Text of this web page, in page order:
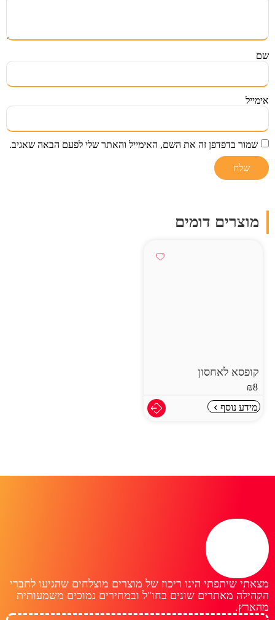
שם
אימייל
שמור בדפדפן זה את השם, האימייל והאתר שלי לפעם הבאה שאגיב.
מוצרים דומים
קופסא לאחסון
₪8
מידע נוסף
מצאתי שיתפתי הינו ריכוז של מוצרים מוצלחים שהגיעו לחברי
הקהילה מאתרים שונים בחו"ל ובמחירים נמוכים משמעותית
מהארץ.